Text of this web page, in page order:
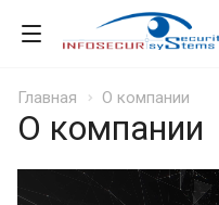
Главная О компании
О компании